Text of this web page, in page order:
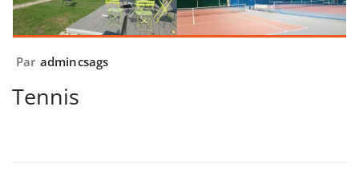
Par admincsags
Tennis